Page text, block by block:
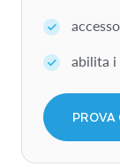
abilita